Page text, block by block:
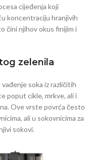
cijeđenja koji
koncentraciju hranjivih
čini njihov okus finijim i
zelenila
soka iz različitih
poput cikle, mrkve, ali i
Ove vrste povrća često
ali u sokovnicima za
sokovi.